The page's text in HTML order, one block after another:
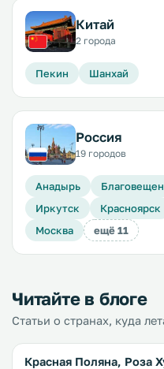
Китай
2 города
Пекин Шанхай
Россия
19 городов
Анадырь
Иркутск
Красноярск
Москва
ещё 11
Читайте в блоге
Статьи о странах, куда
Красная Поляна, Роза